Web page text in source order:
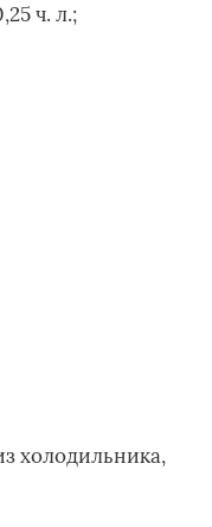
ч. л.;
холодильника,